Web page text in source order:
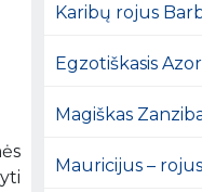
Karibų rojus
Egzotiškasis
Magiškas
Mauricijus –